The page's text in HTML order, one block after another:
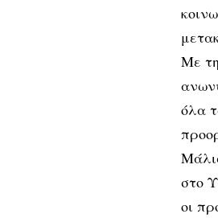
Με
όλα
στο
οι